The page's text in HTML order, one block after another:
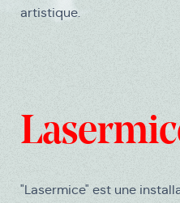
artistique.
"Lasermice" est une